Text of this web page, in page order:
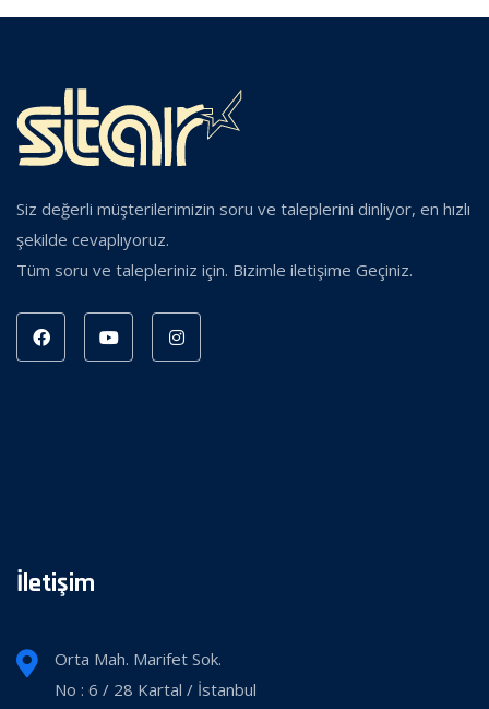
Siz değerli müşterilerimizin soru ve taleplerini dinliyor, en hızlı
şekilde cevaplıyoruz.
Tüm soru ve talepleriniz için. Bizimle iletişime Geçiniz.
İletişim
Orta Mah. Marifet Sok.
No : 6 / 28 Kartal / İstanbul